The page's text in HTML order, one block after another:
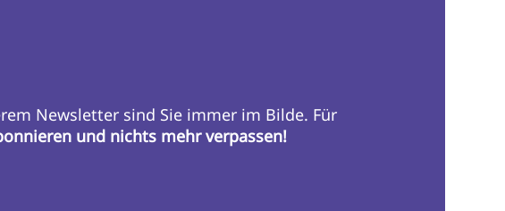
Newsletter sind Sie immer im Bilde. Für
und nichts mehr verpassen!